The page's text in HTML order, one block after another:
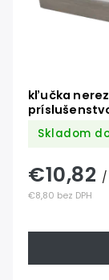
kľučka
/AISI304
Skladom
€8,80 bez DPH
€10,82 /